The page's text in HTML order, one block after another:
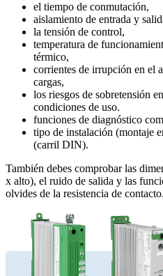
el tiempo de conmutación,
aislamiento de entrada y
la tensión de control,
temperatura de
térmico,
corrientes de irrupción en el
cargas,
los riesgos de sobretensión
condiciones de uso.
funciones de diagnóstico
tipo de instalación (montaje
(carril DIN).
También debes comprobar las
x alto), el ruido de salida y las
olvides de la resistencia de contacto.